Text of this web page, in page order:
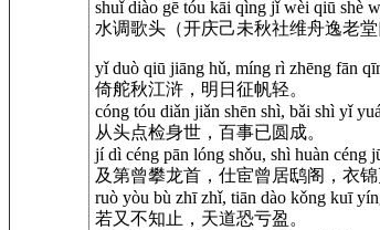
shuǐ diào gē tóu kāi qìng jǐ wèi qiū shè
水调歌头（开庆己未秋社维舟逸老堂
yǐ duò qiū jiāng hǔ, míng rì zhēng fān
倚舵秋江浒，明日征帆轻。
cóng tóu diǎn jiǎn shēn shì, bǎi shì yǐ
从头点检身世，百事已圆成。
jí dì céng pān lóng shǒu, shì huàn céng
及第曾攀龙首，仕宦曾居鸱阁，衣锦
ruò yòu bù zhī zhǐ, tiān dào kǒng kuī
若又不知止，天道恐亏盈。